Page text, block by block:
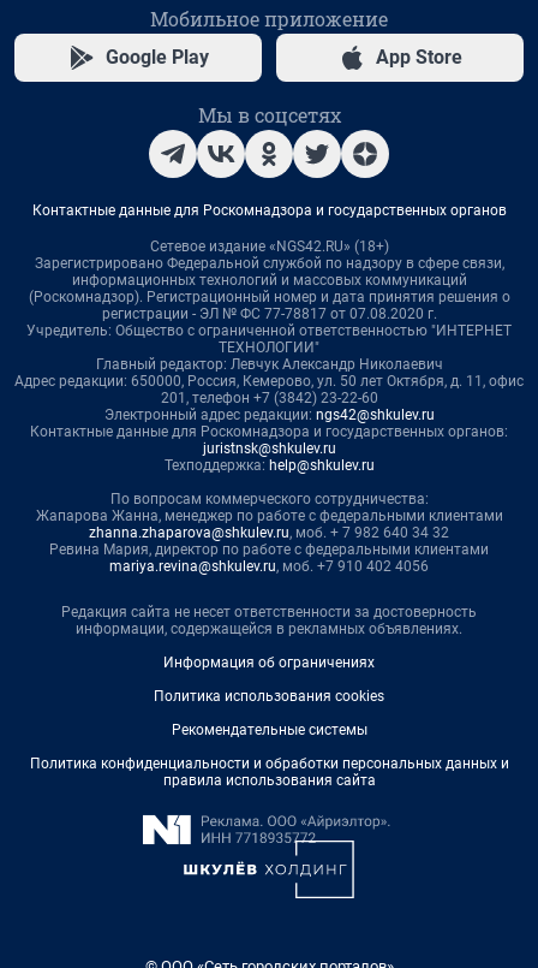
Мобильное приложение
Google Play App Store
Мы в соцсетях
Контактные данные для Роскомнадзора и государственных органов
Сетевое издание «NGS42.RU» (18+)
Зарегистрировано Федеральной службой по надзору в сфере связи,
информационных технологий и массовых коммуникаций
(Роскомнадзор). Регистрационный номер и дата принятия решения о
регистрации - ЭЛ № ФС 77-78817 от 07.08.2020 г.
Учредитель: Общество с ограниченной ответственностью "ИНТЕРНЕТ
ТЕХНОЛОГИИ"
Главный редактор: Левчук Александр Николаевич
Адрес редакции: 650000, Россия, Кемерово, ул. 50 лет Октября, д. 11, офис
201, телефон +7 (3842) 23-22-60
Электронный адрес редакции: ngs42@shkulev.ru
Контактные данные для Роскомнадзора и государственных органов:
juristnsk@shkulev.ru
Техподдержка: help@shkulev.ru
По вопросам коммерческого сотрудничества:
Жапарова Жанна, менеджер по работе с федеральными клиентами
zhanna.zhaparova@shkulev.ru, моб. + 7 982 640 34 32
Ревина Мария, директор по работе с федеральными клиентами
mariya.revina@shkulev.ru, моб. +7 910 402 4056
Редакция сайта не несет ответственности за достоверность
информации, содержащейся в рекламных объявлениях.
Информация об ограничениях
Политика использования cookies
Рекомендательные системы
Политика конфиденциальности и обработки персональных данных и
правила использования сайта